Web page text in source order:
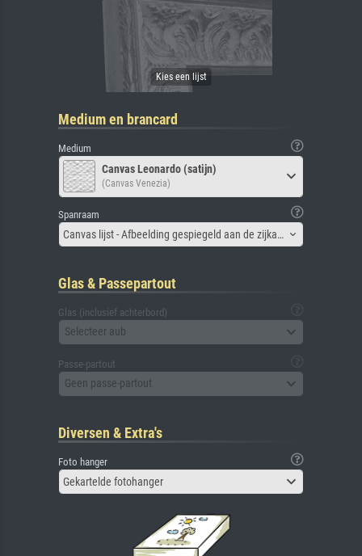
Medium en brancard
Medium
Canvas Leonardo (satijn)
(Canvas Venezia)
Spanraam
Canvas lijst - Afbeelding gespiegeld aan de zijkant
Glas & Passepartout
Glas (inclusief achterbord)
Selecteer aub
Passe-partout
Geen passe-partout
Diversen & Extra's
Foto hanger
Gekartelde fotohanger